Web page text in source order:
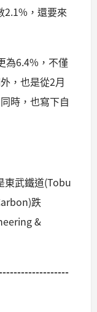
2.1%，還要來
為6.4%，不僅
，也是從2月
時，也寫下自
東武鐵道(Tobu
跌
&